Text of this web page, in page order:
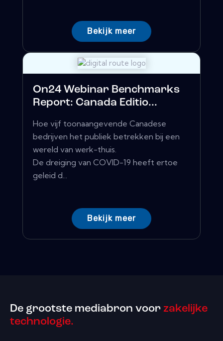
Bekijk meer
On24 Webinar Benchmarks
Report: Canada Editio...
Hoe vijf toonaangevende Canadese
bedrijven het publiek betrekken bij een
wereld van werk-thuis.
De dreiging van COVID-19 heeft ertoe
geleid d...
Bekijk meer
De grootste mediabron voor zakelijke
technologie.